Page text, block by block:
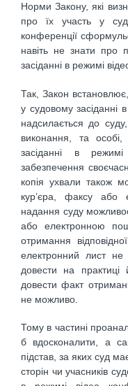
Норми Закону, які
про їх участь у
конференції
навіть не знати про
засіданні в режимі
Так, Закон
у судовому засіданні
надсилається до суду,
виконання, та
засіданні в
забезпечення
копія ухвали також
кур’єра, факсу або
надання суду
або електронною
отримання
електронний лист
довести на практиці
довести факт
не можливо.
Тому в частині
б вдосконалити, а
підстав, за яких суд
сторін чи учасників